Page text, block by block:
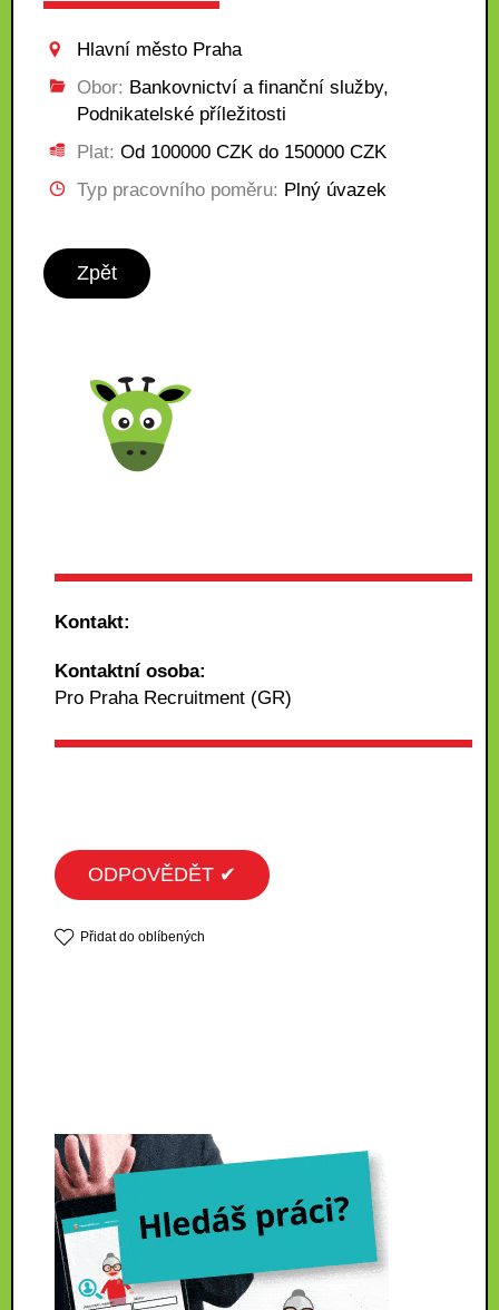
Hlavní město Praha
Obor: Bankovnictví a finanční služby,
Podnikatelské příležitosti
Plat: Od 100000 CZK do 150000 CZK
Typ pracovního poměru: Plný úvazek
Zpět
Kontakt:
Kontaktní osoba:
Pro Praha Recruitment (GR)
ODPOVĚDĚT ✔
Přidat do oblíbených